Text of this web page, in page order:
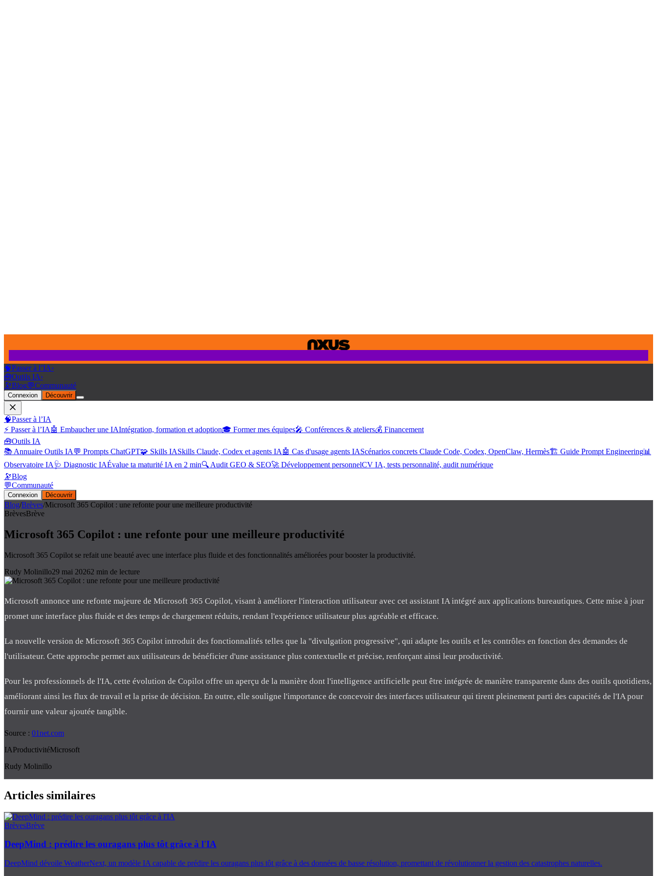
🧠Passer à l’IA›
🧰Outils IA›
🔭Blog💬Communauté
Connexion Découvrir
🧠Passer à l’IA
⚡ Passer à l’IA 🤖 Embaucher une IAIntégration, formation et adoption🎓 Former mes équipes🎤 Conférences & ateliers💰 Financement
🧰Outils IA
📚 Annuaire Outils IA 💬 Prompts ChatGPT🧩 Skills IASkills Claude, Codex et agents IA 🤖 Cas d'usage agents IAScénarios concrets Claude Code, Codex, OpenClaw, Hermès🏗️ Guide Prompt Engineering📊
Observatoire IA 🩺 Diagnostic IAÉvalue ta maturité IA en 2 min🔍 Audit GEO & SEO🚀 Développement personnelCV IA, tests personnalité, audit numérique
🔭Blog
💬Communauté
Connexion Découvrir
Blog/Brèves/Microsoft 365 Copilot : une refonte pour une meilleure productivité
BrèvesBrève
Microsoft 365 Copilot : une refonte pour une meilleure productivité
Microsoft 365 Copilot se refait une beauté avec une interface plus fluide et des fonctionnalités améliorées pour booster la productivité.
Rudy Molinillo29 mai 20262 min de lecture
Microsoft annonce une refonte majeure de Microsoft 365 Copilot, visant à améliorer l'interaction utilisateur avec cet assistant IA intégré aux applications bureautiques. Cette mise à jour
promet une interface plus fluide et des temps de chargement réduits, rendant l'expérience utilisateur plus agréable et efficace.
La nouvelle version de Microsoft 365 Copilot introduit des fonctionnalités telles que la "divulgation progressive", qui adapte les outils et les contrôles en fonction des demandes de
l'utilisateur. Cette approche permet aux utilisateurs de bénéficier d'une assistance plus contextuelle et précise, renforçant ainsi leur productivité.
Pour les professionnels de l'IA, cette évolution de Copilot offre un aperçu de la manière dont l'intelligence artificielle peut être intégrée de manière transparente dans des outils quotidiens,
améliorant ainsi les flux de travail et la prise de décision. En outre, elle souligne l'importance de concevoir des interfaces utilisateur qui tirent pleinement parti des capacités de l'IA pour
fournir une valeur ajoutée tangible.
Source : 01net.com
IAProductivitéMicrosoft
Rudy Molinillo
Articles similaires
BrèvesBrève
DeepMind : prédire les ouragans plus tôt grâce à l'IA
DeepMind dévoile WeatherNext, un modèle IA capable de prédire les ouragans plus tôt grâce à des données de basse résolution, promettant de révolutionner la gestion des catastrophes naturelles.